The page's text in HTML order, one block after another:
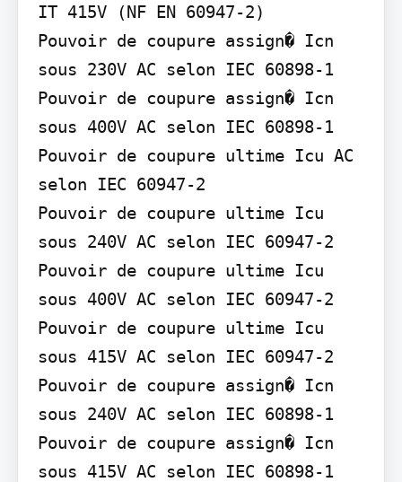
IT 415V (NF EN 60947-2)
Pouvoir de coupure assign� Icn
sous 230V AC selon IEC 60898-1
Pouvoir de coupure assign� Icn
sous 400V AC selon IEC 60898-1
Pouvoir de coupure ultime Icu AC
selon IEC 60947-2
Pouvoir de coupure ultime Icu
sous 240V AC selon IEC 60947-2
Pouvoir de coupure ultime Icu
sous 400V AC selon IEC 60947-2
Pouvoir de coupure ultime Icu
sous 415V AC selon IEC 60947-2
Pouvoir de coupure assign� Icn
sous 240V AC selon IEC 60898-1
Pouvoir de coupure assign� Icn
sous 415V AC selon IEC 60898-1